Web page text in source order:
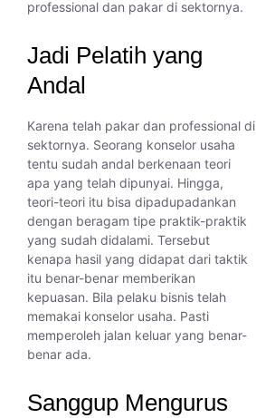
professional dan pakar di sektornya.
Jadi Pelatih yang
Andal
Karena telah pakar dan professional di
sektornya. Seorang konselor usaha
tentu sudah andal berkenaan teori
apa yang telah dipunyai. Hingga,
teori-teori itu bisa dipadupadankan
dengan beragam tipe praktik-praktik
yang sudah didalami. Tersebut
kenapa hasil yang didapat dari taktik
itu benar-benar memberikan
kepuasan. Bila pelaku bisnis telah
memakai konselor usaha. Pasti
memperoleh jalan keluar yang benar-
benar ada.
Sanggup Mengurus